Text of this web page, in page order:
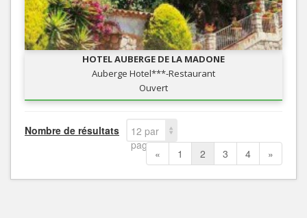
HOTEL AUBERGE DE LA MADONE
Auberge Hotel***-Restaurant
Ouvert
Nombre de résultats
12 par
page
« 1 2 3 4 »